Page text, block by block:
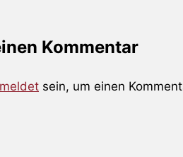
Kommentar
sein, um einen